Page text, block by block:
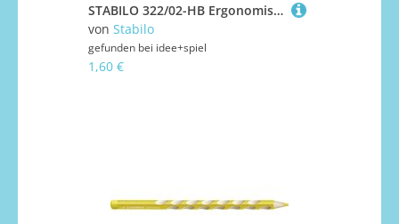
STABILO 322/02-HB Ergonomischer Dreikant-Bleistift für Rechtshänder - STABILO EASYgraph in blau - Einzelstift - Härtegrad HB
von Stabilo
gefunden bei idee+spiel
1,60 €